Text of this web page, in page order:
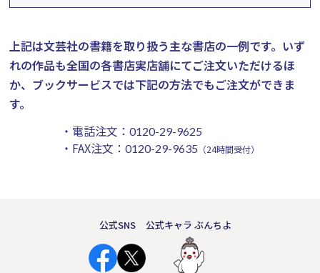
上記は文芸社の書籍を取り扱う主な書店の一例です。 いず
れの作品も全国の各書店実店舗にてご注文いただけるほ
か、ブックサービスでは下記の方法でもご注文ができま
す。
・電話注文： 0120-29-9625
・FAX注文： 0120-29-9635 （24時間受付）
公式SNS 公式キャラ ぶんちよ